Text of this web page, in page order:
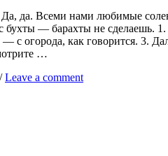
да. Всеми нами любимые
бухты — барахты не
с огорода, как говорится. 3.
…
/ Leave a comment